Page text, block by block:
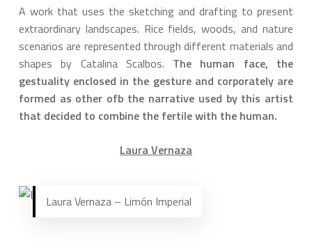
A work that uses the sketching and drafting to present
extraordinary landscapes. Rice fields, woods, and nature
scenarios are represented through different materials and
shapes by Catalina Scalbos. The human face, the
gestuality enclosed in the gesture and corporately are
formed as other ofb the narrative used by this artist
that decided to combine the fertile with the human.
Laura Vernaza
Laura Vernaza – Limón Imperial